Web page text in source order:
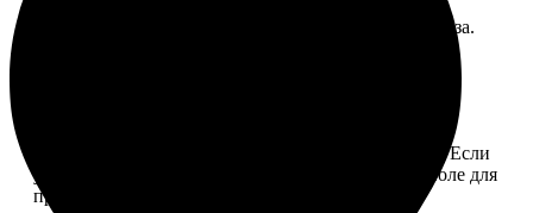
получите подтверждение на email с описанием заказа.
Введите адрес и выберите способ доставки заказа. Если
у вас есть промокод, введите его в специальное поле для
промокода.